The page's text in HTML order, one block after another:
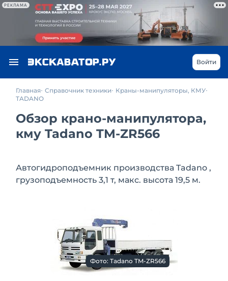
РЕКЛАМА
Войти
Главная Справочник техники Краны-манипуляторы, КМУ
TADANO
Обзор крано-манипулятора,
кму Tadano TM-ZR566
Автогидроподъемник производства Tadano ,
грузоподъемность 3,1 т, макс. высота 19,5 м.
Фото: Tadano TM-ZR566